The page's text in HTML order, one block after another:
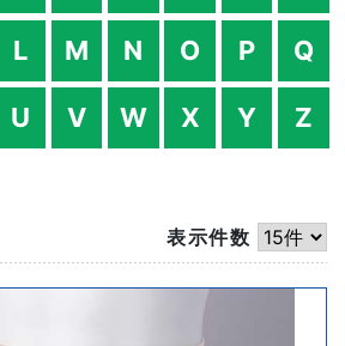
L M N O P Q
U V W X Y Z
表示件数